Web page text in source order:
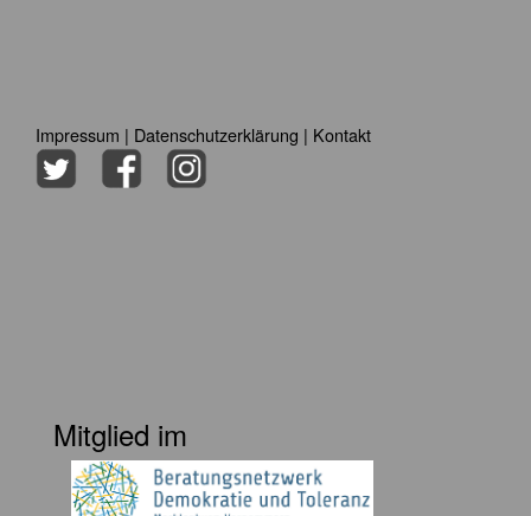
Impressum | Datenschutzerklärung | Kontakt
Mitglied im